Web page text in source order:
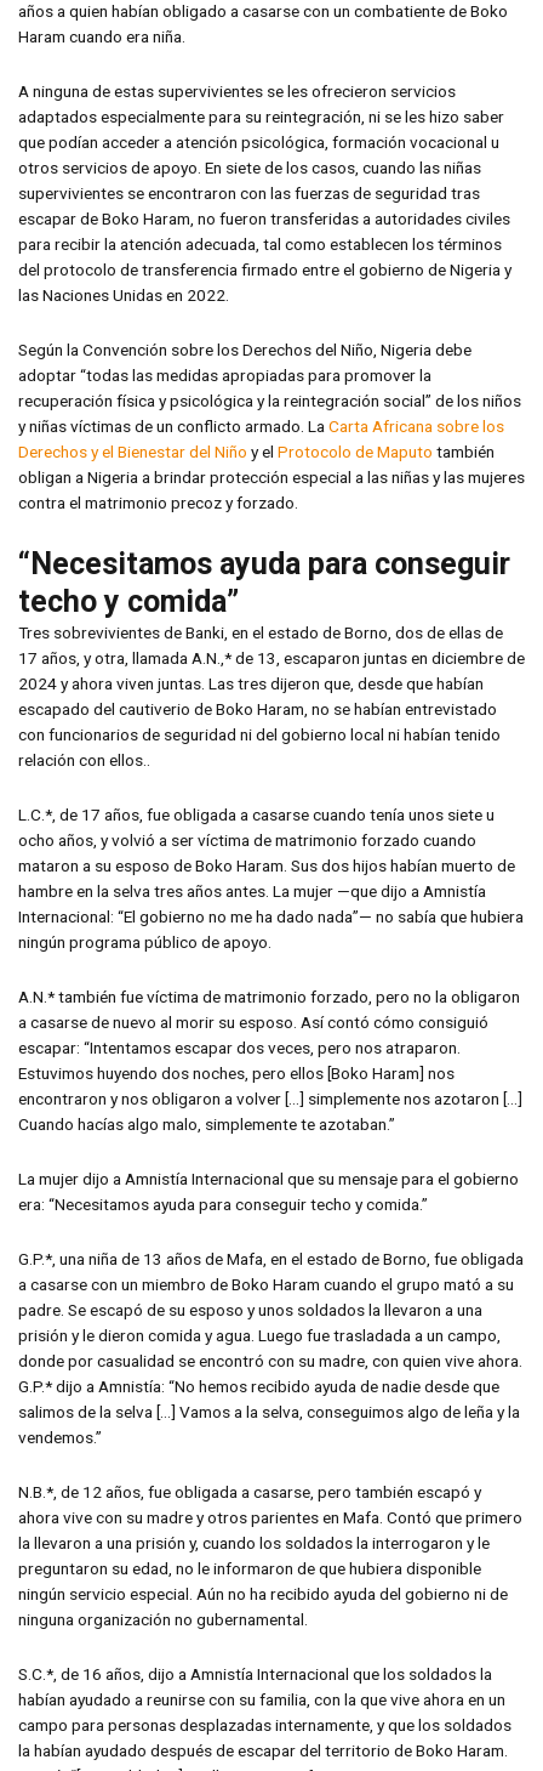
años a quien habían obligado a casarse con un combatiente de Boko
Haram cuando era niña.
A ninguna de estas supervivientes se les ofrecieron servicios
adaptados especialmente para su reintegración, ni se les hizo saber
que podían acceder a atención psicológica, formación vocacional u
otros servicios de apoyo. En siete de los casos, cuando las niñas
supervivientes se encontraron con las fuerzas de seguridad tras
escapar de Boko Haram, no fueron transferidas a autoridades civiles
para recibir la atención adecuada, tal como establecen los términos
del protocolo de transferencia firmado entre el gobierno de Nigeria y
las Naciones Unidas en 2022.
Según la Convención sobre los Derechos del Niño, Nigeria debe
adoptar “todas las medidas apropiadas para promover la
recuperación física y psicológica y la reintegración social” de los niños
y niñas víctimas de un conflicto armado. LaCarta Africana sobre los
Derechos y el Bienestar del Niño y el Protocolo de Maputo también
obligan a Nigeria a brindar protección especial a las niñas y las mujeres
contra el matrimonio precoz y forzado.
“Necesitamos ayuda para conseguir
techo y comida”
Tres sobrevivientes de Banki, en el estado de Borno, dos de ellas de
17 años, y otra, llamada A.N.,* de 13, escaparon juntas en diciembre de
2024 y ahora viven juntas. Las tres dijeron que, desde que habían
escapado del cautiverio de Boko Haram, no se habían entrevistado
con funcionarios de seguridad ni del gobierno local ni habían tenido
relación con ellos..
L.C.*, de 17 años, fue obligada a casarse cuando tenía unos siete u
ocho años, y volvió a ser víctima de matrimonio forzado cuando
mataron a su esposo de Boko Haram. Sus dos hijos habían muerto de
hambre en la selva tres años antes. La mujer —que dijo a Amnistía
Internacional: “El gobierno no me ha dado nada”— no sabía que hubiera
ningún programa público de apoyo.
A.N.* también fue víctima de matrimonio forzado, pero no la obligaron
a casarse de nuevo al morir su esposo. Así contó cómo consiguió
escapar: “Intentamos escapar dos veces, pero nos atraparon.
Estuvimos huyendo dos noches, pero ellos [Boko Haram] nos
encontraron y nos obligaron a volver […] simplemente nos azotaron […]
Cuando hacías algo malo, simplemente te azotaban.”
La mujer dijo a Amnistía Internacional que su mensaje para el gobierno
era: “Necesitamos ayuda para conseguir techo y comida.”
G.P.*, una niña de 13 años de Mafa, en el estado de Borno, fue obligada
a casarse con un miembro de Boko Haram cuando el grupo mató a su
padre. Se escapó de su esposo y unos soldados la llevaron a una
prisión y le dieron comida y agua. Luego fue trasladada a un campo,
donde por casualidad se encontró con su madre, con quien vive ahora.
G.P.* dijo a Amnistía: “No hemos recibido ayuda de nadie desde que
salimos de la selva […] Vamos a la selva, conseguimos algo de leña y la
vendemos.”
N.B.*, de 12 años, fue obligada a casarse, pero también escapó y
ahora vive con su madre y otros parientes en Mafa. Contó que primero
la llevaron a una prisión y, cuando los soldados la interrogaron y le
preguntaron su edad, no le informaron de que hubiera disponible
ningún servicio especial. Aún no ha recibido ayuda del gobierno ni de
ninguna organización no gubernamental.
S.C.*, de 16 años, dijo a Amnistía Internacional que los soldados la
habían ayudado a reunirse con su familia, con la que vive ahora en un
campo para personas desplazadas internamente, y que los soldados
la habían ayudado después de escapar del territorio de Boko Haram.